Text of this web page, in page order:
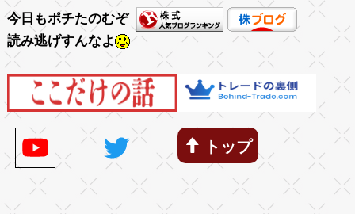
今日もポチたのむぞ
読み逃げすんなよ
トップ